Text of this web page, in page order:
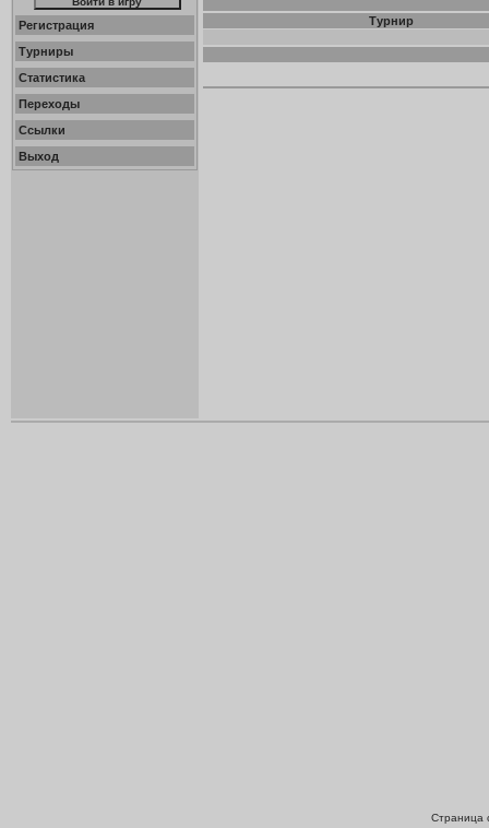
Регистрация
Турниры
Статистика
Переходы
Ссылки
Выход
Турнир
Страница